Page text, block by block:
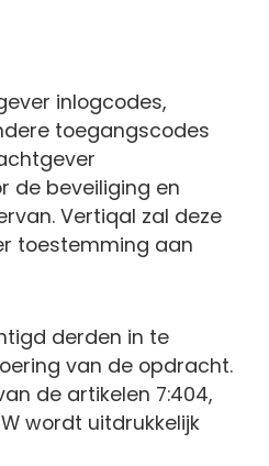
inlogcodes,
toegangscodes
de beveiliging en
Vertiqal zal deze
toestemming aan
derden in te
van de opdracht.
de artikelen 7:404,
wordt uitdrukkelijk